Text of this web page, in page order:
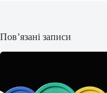
Пов’язані записи